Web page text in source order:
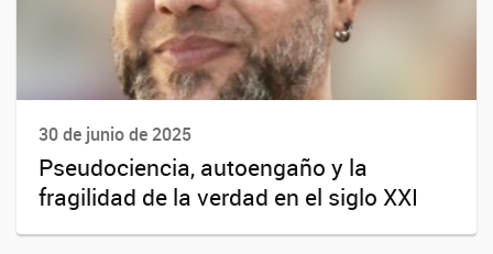
30 de junio de 2025
Pseudociencia, autoengaño y la
fragilidad de la verdad en el siglo XXI